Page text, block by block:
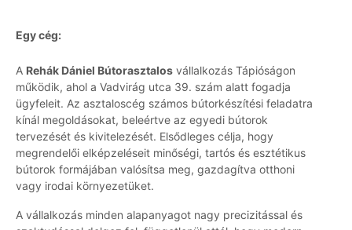
Egy cég:
A Rehák Dániel Bútorasztalos vállalkozás Tápióságon
működik, ahol a Vadvirág utca 39. szám alatt fogadja
ügyfeleit. Az asztaloscég számos bútorkészítési feladatra
kínál megoldásokat, beleértve az egyedi bútorok
tervezését és kivitelezését. Elsődleges célja, hogy
megrendelői elképzeléseit minőségi, tartós és esztétikus
bútorok formájában valósítsa meg, gazdagítva otthoni
vagy irodai környezetüket.
A vállalkozás minden alapanyagot nagy precizitással és